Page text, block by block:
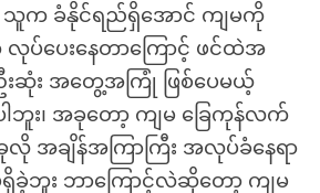
က ခံနိုင်ရည်ရှိအောင် ကျမကို
ပ်ပေးနေတာကြောင့် ဖင်ထဲအ
ဆုံး အတွေ့အကြုံ ဖြစ်ပေမယ့်
ါဘူး၊ အခုတော့ ကျမ ခြေကုန်လက်
ခုလို အချိန်အကြာကြီး အလုပ်ခံနေရာ
ဘူး ဘာကြောင့်လဲဆိုတော့ ကျမ